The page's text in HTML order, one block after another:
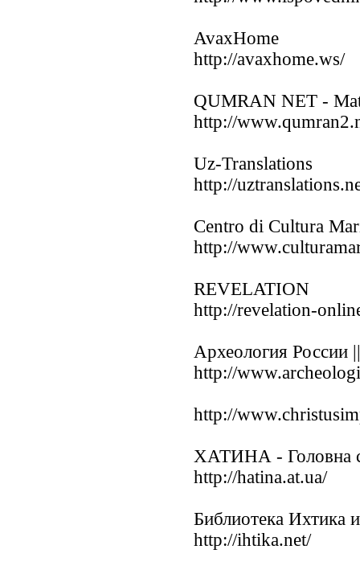
AvaxHome
http://avaxhome.ws/
QUMRAN NET -
http://
Uz-Translations
http://
Centro di Cultura
http://
REVELATION
http://revelation-
Археология России
http://
http://
ХАТИНА - Головна
http://hatina.at.ua/
Библиотека Ихтика
http://ihtika.net/